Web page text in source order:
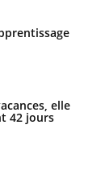
elle
42 jours